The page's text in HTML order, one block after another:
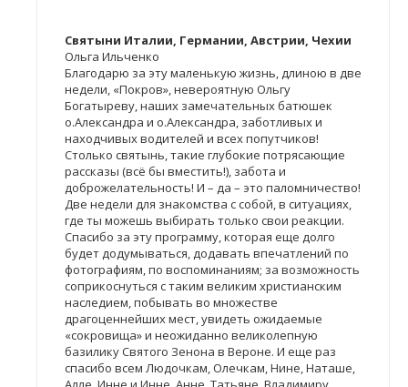
Святыни Италии, Германии, Австрии, Чехии
Ольга Ильченко
Благодарю за эту маленькую жизнь, длиною в две
недели, «Покров», невероятную Ольгу
Богатыреву, наших замечательных батюшек
о.Александра и о.Александра, заботливых и
находчивых водителей и всех попутчиков!
Столько святынь, такие глубокие потрясающие
рассказы (всё бы вместить!), забота и
доброжелательность! И – да – это паломничество!
Две недели для знакомства с собой, в ситуациях,
где ты можешь выбирать только свои реакции.
Спасибо за эту программу, которая еще долго
будет додумываться, додавать впечатлений по
фотографиям, по воспоминаниям; за возможность
соприкоснуться с таким великим христианским
наследием, побывать во множестве
драгоценнейших мест, увидеть ожидаемые
«сокровища» и неожиданно великолепную
базилику Святого Зенона в Вероне. И еще раз
спасибо всем Людочкам, Олечкам, Нине, Наташе,